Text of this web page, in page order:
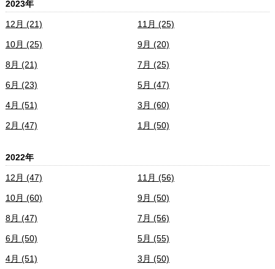
2023年
12月 (21) 11月 (25)
10月 (25) 9月 (20)
8月 (21) 7月 (25)
6月 (23) 5月 (47)
4月 (51) 3月 (60)
2月 (47) 1月 (50)
2022年
12月 (47) 11月 (56)
10月 (60) 9月 (50)
8月 (47) 7月 (56)
6月 (50) 5月 (55)
4月 (51) 3月 (50)